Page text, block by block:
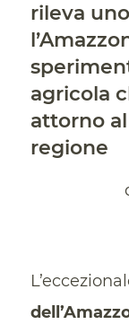
rileva
agricola
attorno
regione